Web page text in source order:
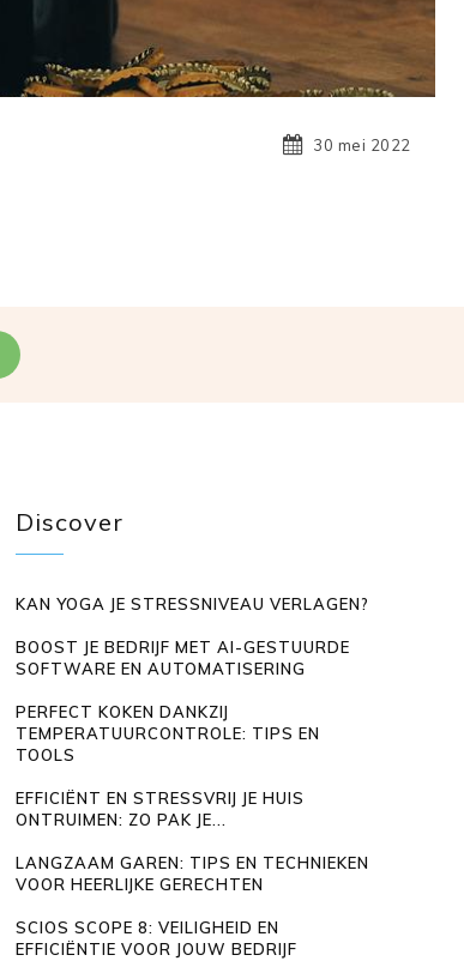
30 mei 2022
Discover
KAN YOGA JE STRESSNIVEAU VERLAGEN?
BOOST JE BEDRIJF MET AI-GESTUURDE
SOFTWARE EN AUTOMATISERING
PERFECT KOKEN DANKZIJ
TEMPERATUURCONTROLE: TIPS EN
TOOLS
EFFICIËNT EN STRESSVRIJ JE HUIS
ONTRUIMEN: ZO PAK JE...
LANGZAAM GAREN: TIPS EN TECHNIEKEN
VOOR HEERLIJKE GERECHTEN
SCIOS SCOPE 8: VEILIGHEID EN
EFFICIËNTIE VOOR JOUW BEDRIJF